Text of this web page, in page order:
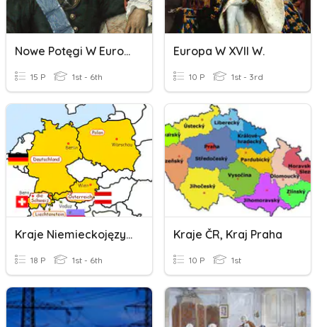
Nowe Potęgi W Europie
15 P 1st - 6th
Europa W XVII W.
10 P 1st - 3rd
Kraje Niemieckojęzyczne
18 P 1st - 6th
Kraje ČR, Kraj Praha
10 P 1st